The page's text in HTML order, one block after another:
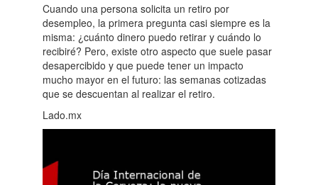
Cuando una persona solicita un retiro por
desempleo, la primera pregunta casi siempre es la
misma: ¿cuánto dinero puedo retirar y cuándo lo
recibiré? Pero, existe otro aspecto que suele pasar
desapercibido y que puede tener un impacto
mucho mayor en el futuro: las semanas cotizadas
que se descuentan al realizar el retiro.
Lado.mx